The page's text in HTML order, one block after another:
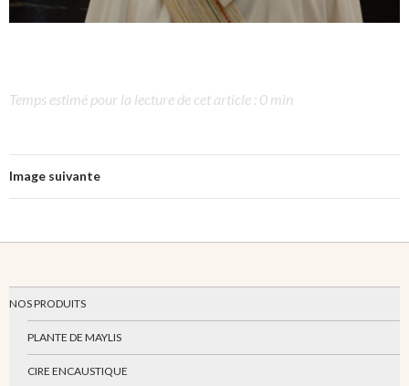
Temps estimé pour la lecture de cet article : 0 min
Image suivante
NOS PRODUITS
PLANTE DE MAYLIS
CIRE ENCAUSTIQUE